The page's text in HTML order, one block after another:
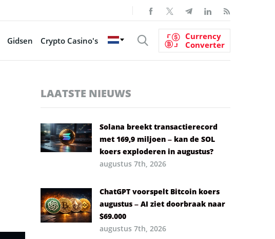
Gidsen Crypto Casino's
Currency
Converter
LAATSTE NIEUWS
Solana breekt transactierecord
met 169,9 miljoen – kan de SOL
koers exploderen in augustus?
augustus 7th, 2026
ChatGPT voorspelt Bitcoin koers
augustus – AI ziet doorbraak naar
$69.000
augustus 7th, 2026